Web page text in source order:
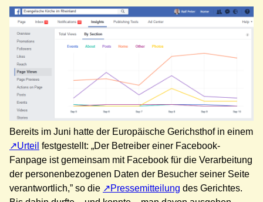
Bereits im Juni hatte der Europäische Gerichsthof in einem
Urteil festgestellt: „Der Betreiber einer Facebook-
Fanpage ist gemeinsam mit Facebook für die Verarbeitung
der personenbezogenen Daten der Besucher seiner Seite
verantwortlich,” so die
Pressemitteilung des Gerichtes.